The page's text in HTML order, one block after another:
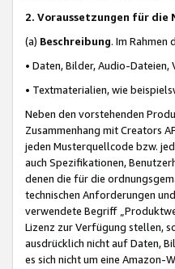
2. Voraussetzungen für die
(a) Beschreibung. Im
• Daten, Bilder, Audio-
• Textmaterialien, wie
Neben den vorstehenden
Zusammenhang mit Creators
jeden Musterquellcode bzw.
auch Spezifikationen,
denen die für die
technischen Anforderungen
verwendete Begriff
Lizenz zur Verfügung stellen,
ausdrücklich nicht auf Daten,
es sich nicht um eine Amazon-